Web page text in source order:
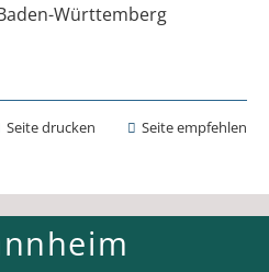
Württemberg
Seite drucken Seite empfehlen